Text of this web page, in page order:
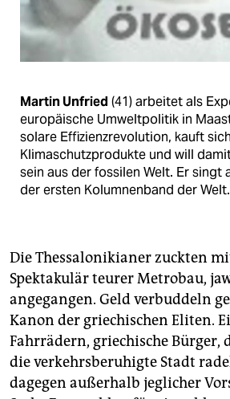
Martin Unfried (41) arbeitet als
europäische Umweltpolitik in
solare Effizienzrevolution, kauft
Klimaschutzprodukte und will
sein aus der fossilen Welt. Er singt
der ersten Kolumnenband der Welt.
Die Thessalonikianer zuckten
Spektakulär teurer Metrobau,
angegangen. Geld verbuddeln
Kanon der griechischen Eliten.
Fahrrädern, griechische Bürger,
die verkehrsberuhigte Stadt
dagegen außerhalb jeglicher